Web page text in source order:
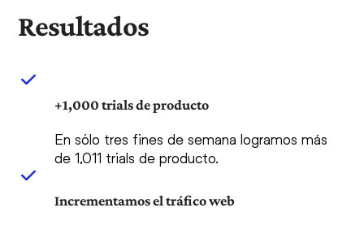
Resultados
+1,000 trials de producto
En sólo tres fines de semana logramos más
de 1,011 trials de producto.
Incrementamos el tráfico web